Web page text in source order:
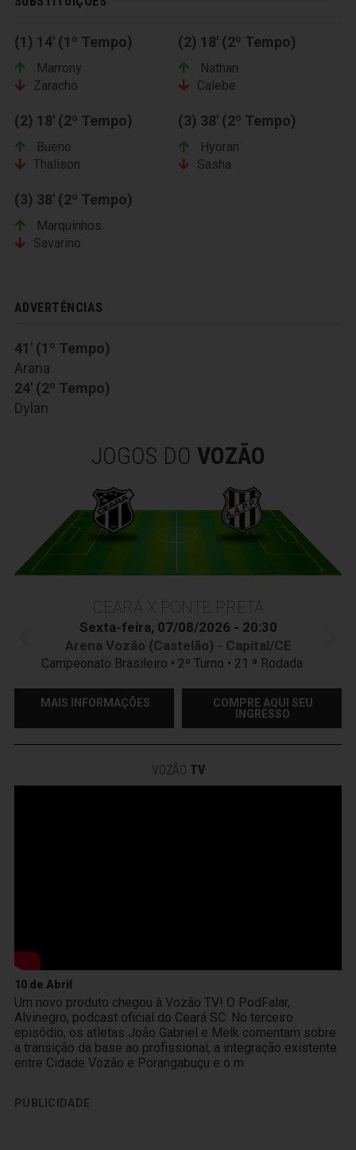
(1) 14' (1º Tempo)
Marrony
Zaracho
(2) 18' (2º Tempo)
Nathan
Calebe
(2) 18' (2º Tempo)
Bueno
Thalison
(3) 38' (2º Tempo)
Hyoran
Sasha
(3) 38' (2º Tempo)
Marquinhos
Savarino
ADVERTÊNCIAS
41' (1º Tempo)
Arana
24' (2º Tempo)
Dylan
JOGOS DO VOZÃO
CEARÁ X PONTE PRETA
Sexta-feira, 07/08/2026 - 20:30
Arena Vozão (Castelão) - Capital/CE
Campeonato Brasileiro • 2º Turno • 21 ª Rodada
MAIS INFORMAÇÕES
COMPRE AQUI SEU
INGRESSO
VOZÃO TV
10 de Abril
Um novo produto chegou à Vozão TV! O PodFalar,
Alvinegro, podcast oficial do Ceará SC. No terceiro
episódio, os atletas João Gabriel e Melk comentam sobre
a transição da base ao profissional, a integração existente
entre Cidade Vozão e Porangabuçu e o m
PUBLICIDADE